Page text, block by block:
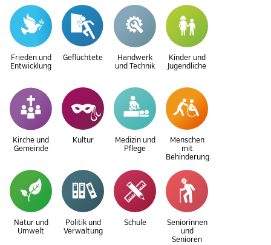
Frieden und
Entwicklung
Geflüchtete
Handwerk
und Technik
Kinder und
Jugendliche
Kirche und
Gemeinde
Kultur
Medizin und
Pflege
Menschen
mit
Behinderung
Natur und
Umwelt
Politik und
Verwaltung
Schule
Seniorinnen
und
Senioren